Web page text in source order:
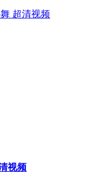
超清视频
视频